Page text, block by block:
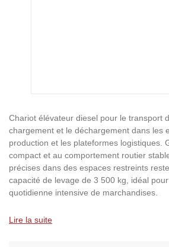
Chariot élévateur diesel pour le transport
chargement et le déchargement dans les
production et les plateformes logistiques.
compact et au comportement routier
précises dans des espaces restreints
capacité de levage de 3 500 kg, idéal
quotidienne intensive de marchandises.
Lire la suite